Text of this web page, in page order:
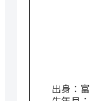
出身：